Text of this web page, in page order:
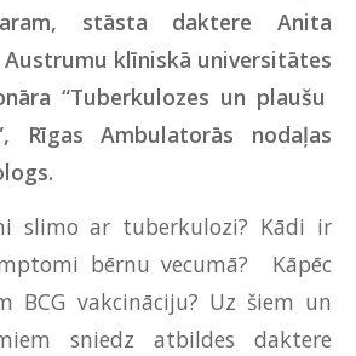
stāsta daktere Anita
Austrumu klīniskā universitātes
“Tuberkulozes un plaušu
Rīgas Ambulatorās nodaļas
slimo ar tuberkulozi? Kādi ir
bērnu vecumā? Kāpēc
BCG vakcināciju? Uz šiem un
sniedz atbildes daktere